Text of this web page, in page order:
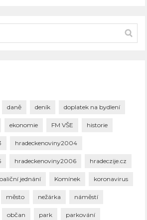
daně deník doplatek na bydlení
ekonomie FM VŠE historie
hradeckenoviny2004
hradeckenoviny2006 hradeczije.cz
jednání Komínek koronavirus
město nežárka náměstí
občan park parkování